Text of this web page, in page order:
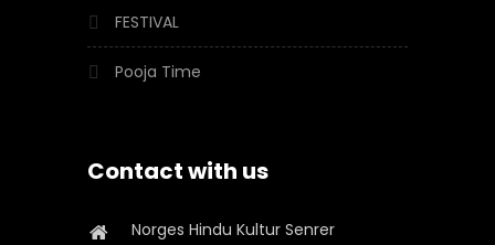
FESTIVAL
Pooja Time
Contact with us
Norges Hindu Kultur Senrer